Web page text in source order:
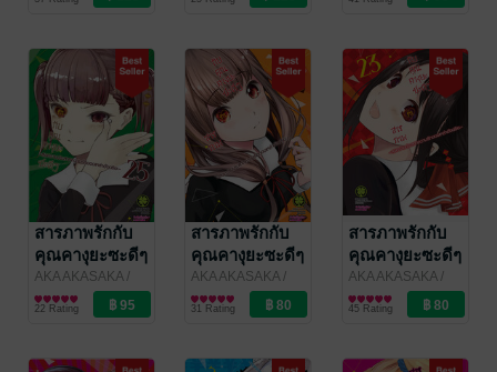
รักของเหล่า
(จบ)
Publishing
รักของเหล่า
Publishing
รักของเหล่า
Publishing
สารภาพรักกับ
คุณคางุยะซะดีๆ
~สงคราม
ประสาทความ
รักของเหล่า
AKA AKASAKA/
LUCKPIM
Publishing
การ์ตูนทั่วไป
22 Rating
สารภาพรักกับ
คุณคางุยะซะดีๆ
~สงคราม
ประสาทความ
รักของเหล่า
AKA AKASAKA/
LUCKPIM
Publishing
การ์ตูนทั่วไป
31 Rating
สารภาพรักกับ
คุณคางุยะซะดีๆ
~สงคราม
ประสาทความ
รักของเหล่า
AKA AKASAKA/
LUCKPIM
Publishing
การ์ตูนทั่วไป
45 Rating